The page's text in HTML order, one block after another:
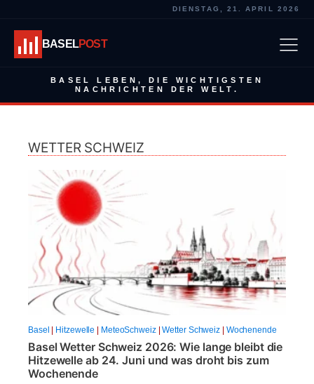
DIENSTAG, 21. APRIL 2026
BASELPOST
BASEL LEBEN, DIE WICHTIGSTEN
NACHRICHTEN DER WELT.
WETTER SCHWEIZ
Basel Hitzewelle MeteoSchweiz|Wetter Schweiz Wochenende
Basel Wetter Schweiz 2026: Wie lange bleibt die
Hitzewelle ab 24. Juni und was droht bis zum
Wochenende